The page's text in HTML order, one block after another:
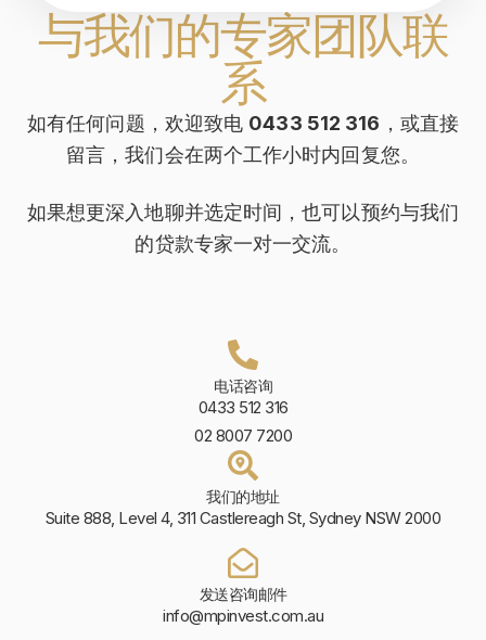
与我们的专家团队联
系
如有任何问题，欢迎致电 0433 512 316 ，或直接
留言，我们会在两个工作小时内回复您。
如果想更深入地聊并选定时间，也可以预约与我们
的贷款专家一对一交流。
电话咨询
0433 512 316
02 8007 7200
我们的地址
Suite 888, Level 4, 311 Castlereagh St, Sydney NSW 2000
发送咨询邮件
info@mpinvest.com.au